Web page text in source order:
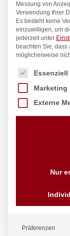
Messung von
Verwendung Ihrer
Es besteht keine
einzuwilligen, um
jederzeit unter
beachten Sie,
möglicherweise
Es folgt eine
Essenziell
Marketing
Externe
Nur
Präferenzen